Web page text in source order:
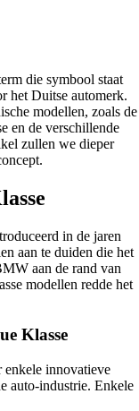
die symbool staat
het Duitse automerk.
modellen, zoals de
en de verschillende
zullen we dieper
in de jaren
aan te duiden die het
aan de rand van
modellen redde het
Klasse
innovatieve
auto-industrie. Enkele